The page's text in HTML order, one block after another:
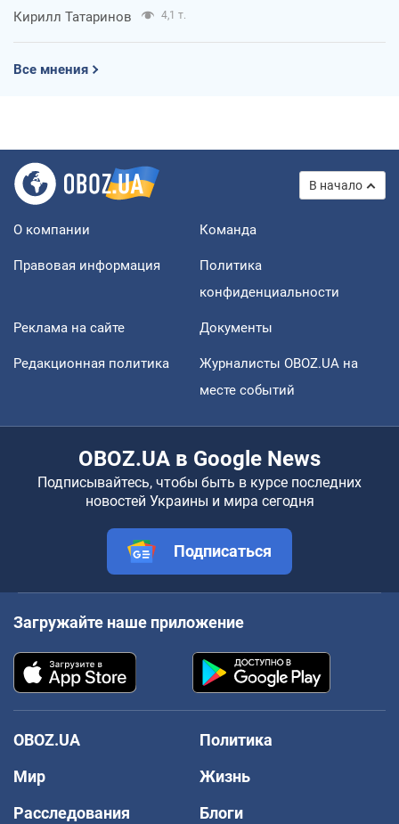
Кирилл Татаринов 4,1 т.
Все мнения
В начало
О компании Команда
Правовая информация
Политика
конфиденциальности
Реклама на сайте Документы
Редакционная политика
Журналисты OBOZ.UA на
месте событий
OBOZ.UA в Google News
Подписывайтесь, чтобы быть в курсе последних
новостей Украины и мира сегодня
Подписаться
Загружайте наше приложение
OBOZ.UA
Политика
Мир
Жизнь
Расследования
Блоги